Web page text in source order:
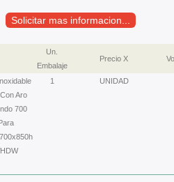
Solicitar mas informacion...
Un.
Embalaje
Precio X
Aro
700
1 UNIDAD